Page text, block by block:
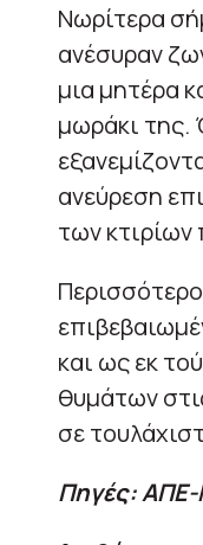
Νωρίτερα
ανέσυραν
μια μητέρα
μωράκι της.
ανεύρεση
των κτιρίων
και ως εκ
θυμάτων
σε
Πηγές: